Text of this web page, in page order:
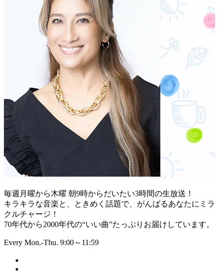
毎週月曜から木曜 朝9時からだいたい3時間の生放送！
キラキラな音楽と、ときめく話題で、がんばるあなたにミラ
クルチャージ！
70年代から2000年代の“いい曲”たっぷりお届けしています。
Every Mon.-Thu. 9:00～11:59